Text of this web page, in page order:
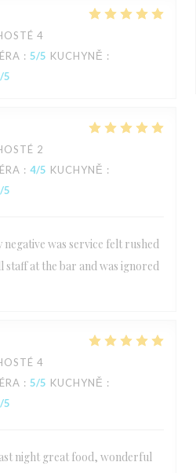
4
: 5/5 KUCHYNĚ :
/5
2
: 4/5 KUCHYNĚ :
/5
was service felt rushed
staff at the bar and was ignored
4
: 5/5 KUCHYNĚ :
/5
night great food, wonderful